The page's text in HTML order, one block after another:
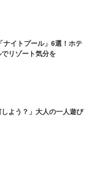
ナイトプール」6選！ホテ
リゾート気分を
しよう？」大人の一人遊び